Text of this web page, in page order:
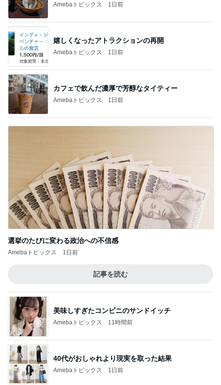
Amebaトピックス 1日前
嬉しくなったアトラクションの再開
Amebaトピックス 1日前
カフェで飲んだ濃厚で芳醇なタイティー
Amebaトピックス 1日前
選挙のたびに変わる政治への不信感
Amebaトピックス 1日前
記事を読む
美味しすぎたコンビニのサンドイッチ
Amebaトピックス 11時間前
40代がおしゃれより現実を取った結果
Amebaトピックス 1日前